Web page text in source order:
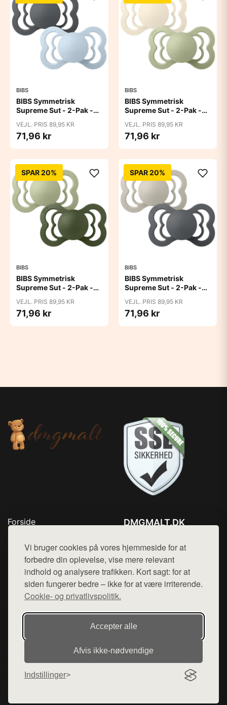
Vi bruger cookies på vores hjemmeside for at
forbedre din oplevelse, vise mere relevant
indhold og analysere trafikken. Kort sagt: for at
siden fungerer bedre – ikke for at være irriterende.
Cookie- og privatlivspolitik.
Accepter alle
Afvis ikke‑nødvendige
Indstillinger
BIBS
BIBS Symmetrisk
Supreme Sut - 2-Pak -
Iron/Baby Blue
VEJL. PRIS 89,95 KR
71,96 kr
BIBS
BIBS Symmetrisk
Supreme Sut - 2-Pak -
Ivory/Sage
VEJL. PRIS 89,95 KR
71,96 kr
SPAR 20%
BIBS
BIBS Symmetrisk
Supreme Sut - 2-Pak -
Sage/Hunter Green
VEJL. PRIS 89,95 KR
71,96 kr
SPAR 20%
BIBS
BIBS Symmetrisk
Supreme Sut - 2-Pak -
Sand/Iron
VEJL. PRIS 89,95 KR
71,96 kr
Forside
Top Rabatter
Blog
Kontakt
DMGMALT.DK
Mail: hej@want.dk
Cookie- og privatlivspolitik
Denne side er en del af want.dk, der udgiver en række
hjemmesider med præsentation af forskellige produkter fra
diverse webshops. Der sælges ikke varer fra denne side - vi
henviser til de shops, som sælger varen. Vi har heller ikke
varerne på lager.